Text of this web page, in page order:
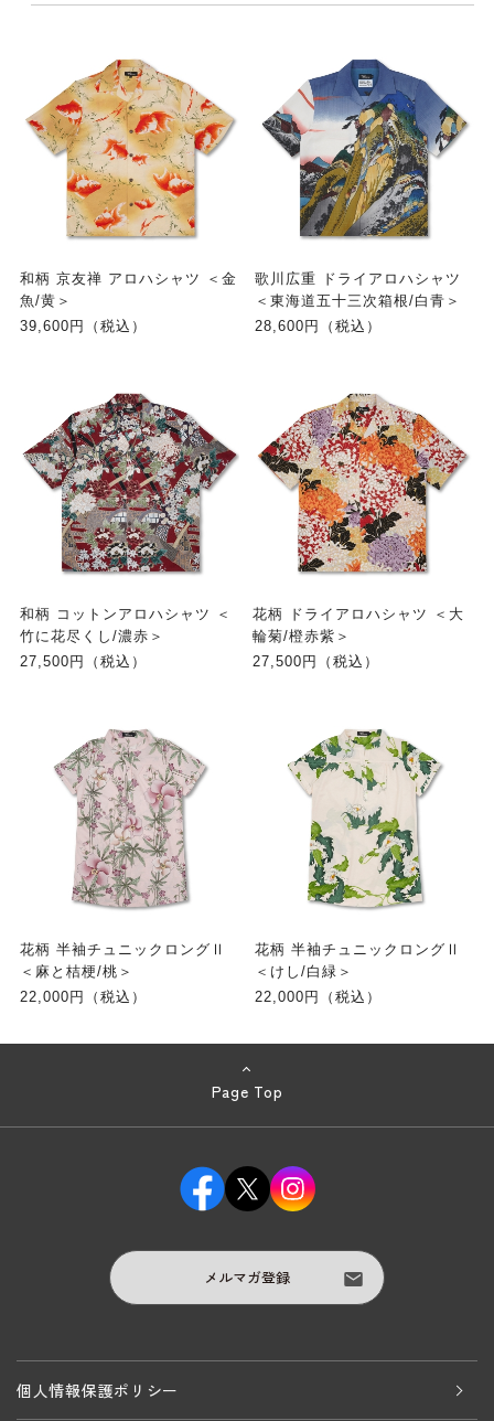
和柄 京友禅 アロハシャツ ＜金
魚/黄＞
39,600円（税込）
歌川広重 ドライアロハシャツ
＜東海道五十三次箱根/白青＞
28,600円（税込）
和柄 コットンアロハシャツ ＜
竹に花尽くし/濃赤＞
27,500円（税込）
花柄 ドライアロハシャツ ＜大
輪菊/橙赤紫＞
27,500円（税込）
花柄 半袖チュニックロングⅡ
＜麻と桔梗/桃＞
22,000円（税込）
花柄 半袖チュニックロングⅡ
＜けし/白緑＞
22,000円（税込）
Page Top
メルマガ登録
個人情報保護ポリシー